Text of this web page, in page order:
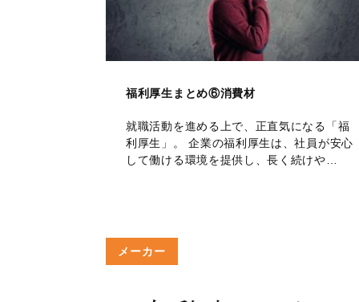
福利厚生まとめ⑥消費材
就職活動を進める上で、正直気になる「福
利厚生」。 企業の福利厚生は、社員が安心
して働ける環境を提供し、長く続けや…
メーカー